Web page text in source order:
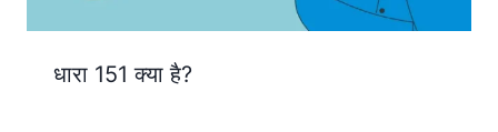
धारा 151 क्या है?